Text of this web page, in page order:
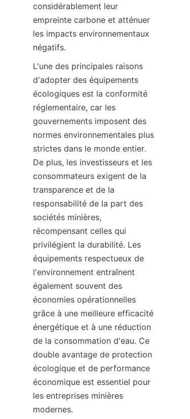
considérablement leur
empreinte carbone et atténuer
les impacts environnementaux
L'une des principales raisons
d'adopter des équipements
écologiques est la conformité
réglementaire, car les
gouvernements imposent des
normes environnementales plus
strictes dans le monde entier.
De plus, les investisseurs et les
consommateurs exigent de la
transparence et de la
responsabilité de la part des
sociétés minières,
récompensant celles qui
privilégient la durabilité. Les
équipements respectueux de
l'environnement entraînent
également souvent des
économies opérationnelles
grâce à une meilleure efficacité
énergétique et à une réduction
de la consommation d'eau. Ce
double avantage de protection
écologique et de performance
économique est essentiel pour
les entreprises minières
modernes.